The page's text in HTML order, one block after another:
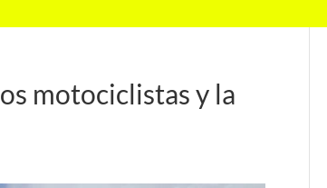
motociclistas y la